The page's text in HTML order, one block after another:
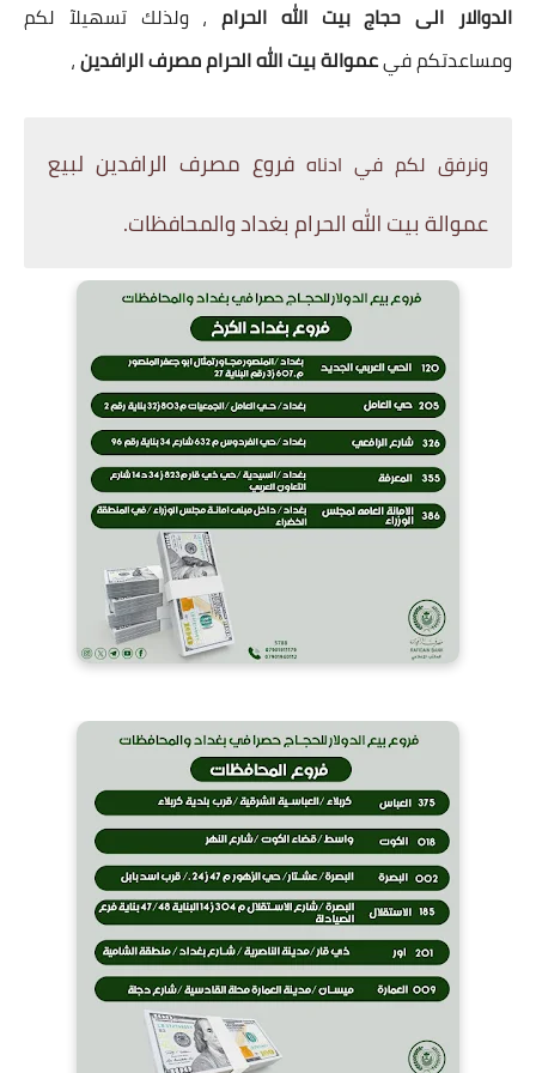
الدوالار الى حجاج بيت الله الحرام، ولذلك تسهيلآ لكم
ومساعدتكم فيعموالة بيت الله الحرام مصرف الرافدين،
ونرفق لكم في ادناه فروع مصرف الرافدين لبيع
عموالة بيت الله الحرام بغداد والمحافظات.